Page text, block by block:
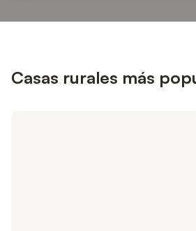
Casas rurales más